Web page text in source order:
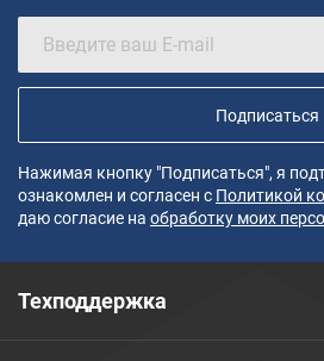
Подписаться
Нажимая кнопку "Подписаться", я
ознакомлен и согласен с Политикой
даю согласие на обработку моих
Техподдержка